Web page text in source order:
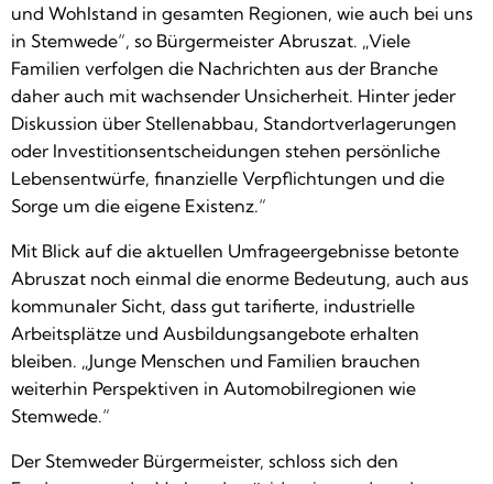
und Wohlstand in gesamten Regionen, wie auch bei uns
in Stemwede“, so Bürgermeister Abruszat. „Viele
Familien verfolgen die Nachrichten aus der Branche
daher auch mit wachsender Unsicherheit. Hinter jeder
Diskussion über Stellenabbau, Standortverlagerungen
oder Investitionsentscheidungen stehen persönliche
Lebensentwürfe, finanzielle Verpflichtungen und die
Sorge um die eigene Existenz.“
Mit Blick auf die aktuellen Umfrageergebnisse betonte
Abruszat noch einmal die enorme Bedeutung, auch aus
kommunaler Sicht, dass gut tarifierte, industrielle
Arbeitsplätze und Ausbildungsangebote erhalten
bleiben. „Junge Menschen und Familien brauchen
weiterhin Perspektiven in Automobilregionen wie
Stemwede.“
Der Stemweder Bürgermeister, schloss sich den